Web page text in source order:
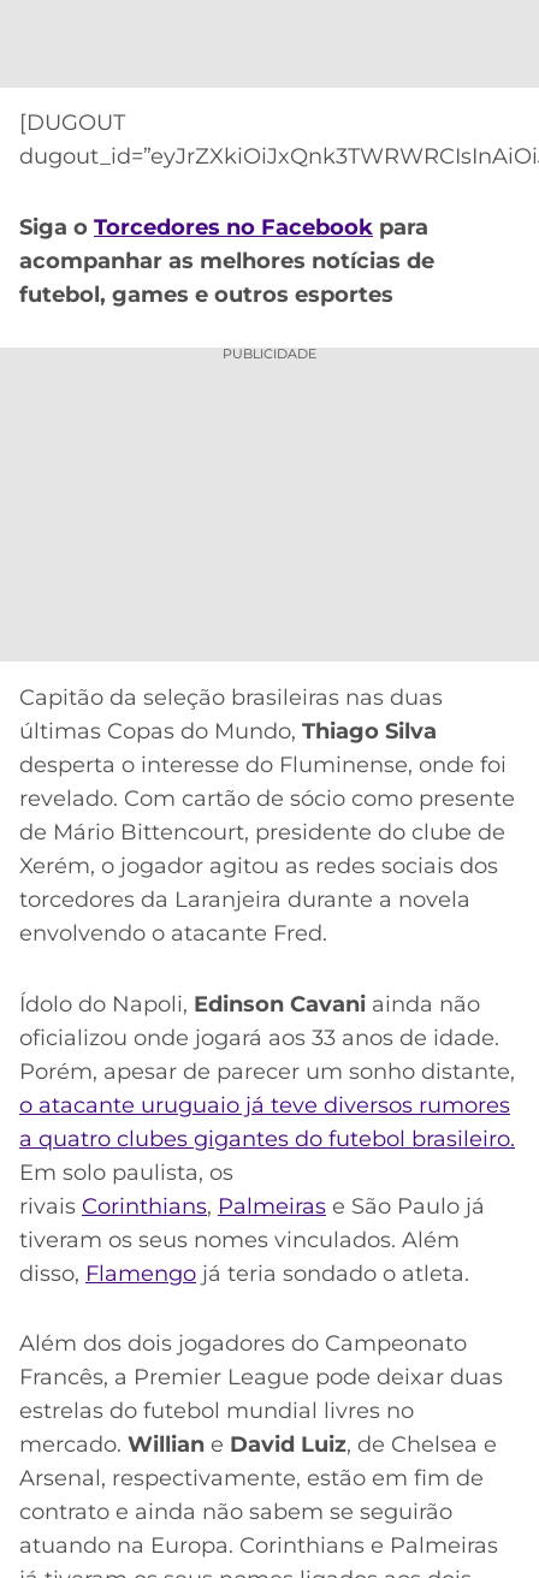
ONLINE
2026
GRÊMIO
ATLÉTICO
CRUZEIRO
LALIGA
[DUGOUT
Siga o Torcedores no Facebook para
acompanhar as melhores notícias de
futebol, games e outros esportes
PUBLICIDADE
Capitão da seleção brasileiras nas duas
últimas Copas do Mundo, Thiago Silva
desperta o interesse do Fluminense, onde foi
revelado. Com cartão de sócio como presente
de Mário Bittencourt, presidente do clube de
Xerém, o jogador agitou as redes sociais dos
torcedores da Laranjeira durante a novela
envolvendo o atacante Fred.
Ídolo do Napoli, Edinson Cavani ainda não
oficializou onde jogará aos 33 anos de idade.
Porém, apesar de parecer um sonho distante,
o atacante uruguaio já teve diversos rumores
a quatro clubes gigantes do futebol brasileiro.
Em solo paulista, os
rivais Corinthians, Palmeiras e São Paulo já
tiveram os seus nomes vinculados. Além
disso, Flamengo já teria sondado o atleta.
Além dos dois jogadores do Campeonato
Francês, a Premier League pode deixar duas
estrelas do futebol mundial livres no
mercado. Willian e David Luiz, de Chelsea e
Arsenal, respectivamente, estão em fim de
contrato e ainda não sabem se seguirão
atuando na Europa. Corinthians e Palmeiras